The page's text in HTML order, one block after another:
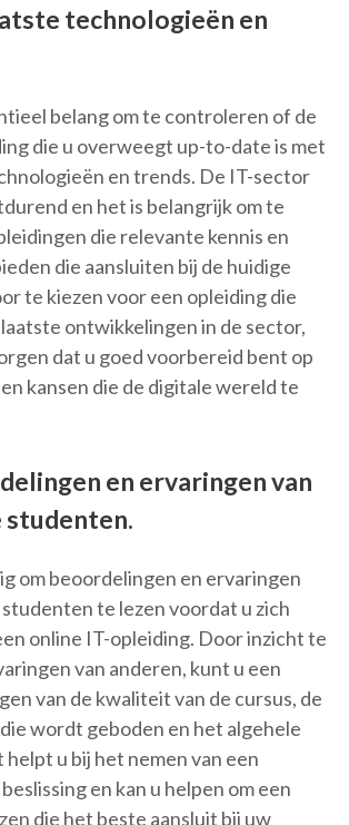
technologieën en
belang om te controleren of de
die u overweegt up-to-date is met
en trends. De IT-sector
en het is belangrijk om te
die relevante kennis en
die aansluiten bij de huidige
te kiezen voor een opleiding die
ontwikkelingen in de sector,
dat u goed voorbereid bent op
kansen die de digitale wereld te
en ervaringen van
om beoordelingen en ervaringen
te lezen voordat u zich
online IT-opleiding. Door inzicht te
van anderen, kunt u een
van de kwaliteit van de cursus, de
wordt geboden en het algehele
u bij het nemen van een
en kan u helpen om een
die het beste aansluit bij uw